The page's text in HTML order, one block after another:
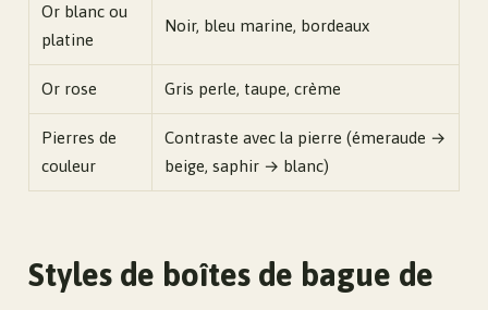
Or blanc ou
platine
Noir, bleu marine, bordeaux
Or rose Gris perle, taupe, crème
Pierres de
couleur
Contraste avec la pierre (émeraude →
beige, saphir → blanc)
Styles de boîtes de bague de